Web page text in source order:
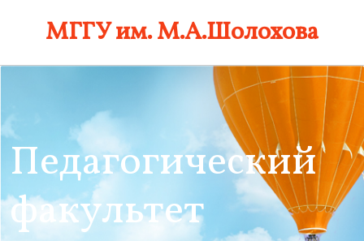
МГГУ им. М.А.Шолохова
Педагогический
факультет